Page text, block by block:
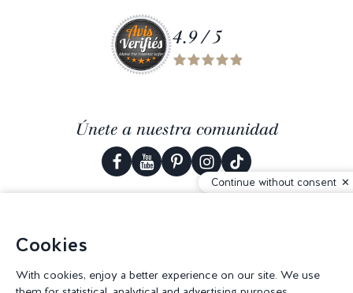
4.9 / 5
Únete a nuestra comunidad
Continue without consent
Cookies
With cookies, enjoy a better experience on our site. We use